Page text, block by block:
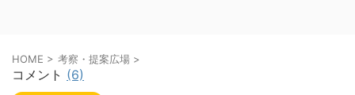
HOME > 考察・提案広場 >
コメント (6)